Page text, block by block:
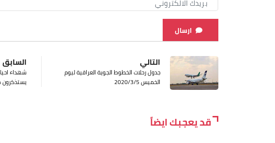
ارسال
السابق
شهداء
يستذكرون
التالي
جدول رحلات الخطوط الجوية العراقية ليوم
الخميس 2020/3/5
قد يعجبك ايضاً